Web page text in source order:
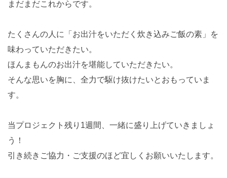
まだまだこれからです。
たくさんの人に「お出汁をいただく炊き込みご飯の素」を
味わっていただきたい。
ほんまもんのお出汁を堪能していただきたい。
そんな思いを胸に、全力で駆け抜けたいとおもっていま
す。
当プロジェクト残り1週間、一緒に盛り上げていきましょ
う！
引き続きご協力・ご支援のほど宜しくお願いいたします。